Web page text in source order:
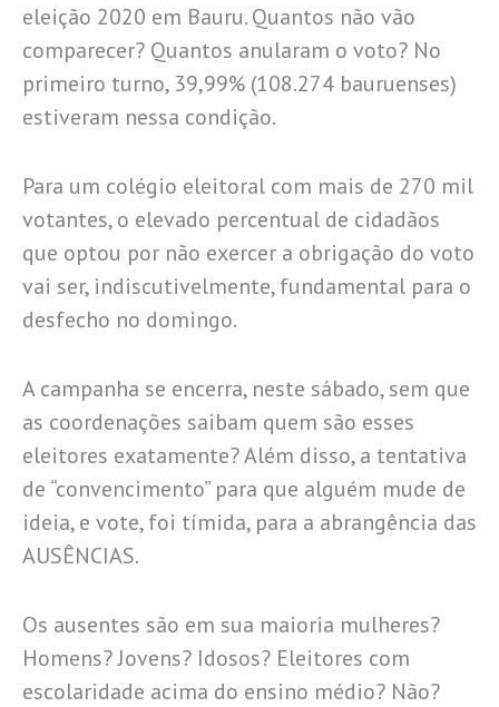
eleição 2020 em Bauru. Quantos não vão
comparecer? Quantos anularam o voto? No
primeiro turno, 39,99% (108.274 bauruenses)
estiveram nessa condição.
Para um colégio eleitoral com mais de 270 mil
votantes, o elevado percentual de cidadãos
que optou por não exercer a obrigação do voto
vai ser, indiscutivelmente, fundamental para o
desfecho no domingo.
A campanha se encerra, neste sábado, sem que
as coordenações saibam quem são esses
eleitores exatamente? Além disso, a tentativa
de “convencimento” para que alguém mude de
ideia, e vote, foi tímida, para a abrangência das
AUSÊNCIAS.
Os ausentes são em sua maioria mulheres?
Homens? Jovens? Idosos? Eleitores com
escolaridade acima do ensino médio? Não?